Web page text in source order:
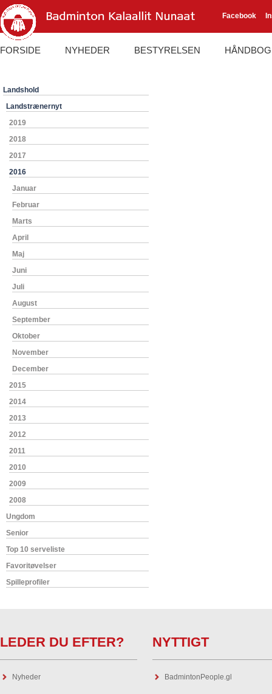
Facebook
FORSIDE NYHEDER BESTYRELSEN HÅNDBOG
Landshold
Landstrænernyt
2019
2018
2017
2016
Januar
Februar
Marts
April
Maj
Juni
Juli
August
September
Oktober
November
December
2015
2014
2013
2012
2011
2010
2009
2008
Ungdom
Senior
Top 10 serveliste
Favoritøvelser
Spilleprofiler
LEDER DU EFTER?
Nyheder
NYTTIGT
BadmintonPeople.gl